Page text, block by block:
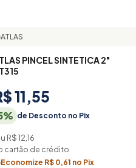
ATLAS
PINCEL SINTETICA 2"
11,55
de Desconto no Pix
R$ 12,16
cartão de crédito
Economize R$ 0,61 no Pix